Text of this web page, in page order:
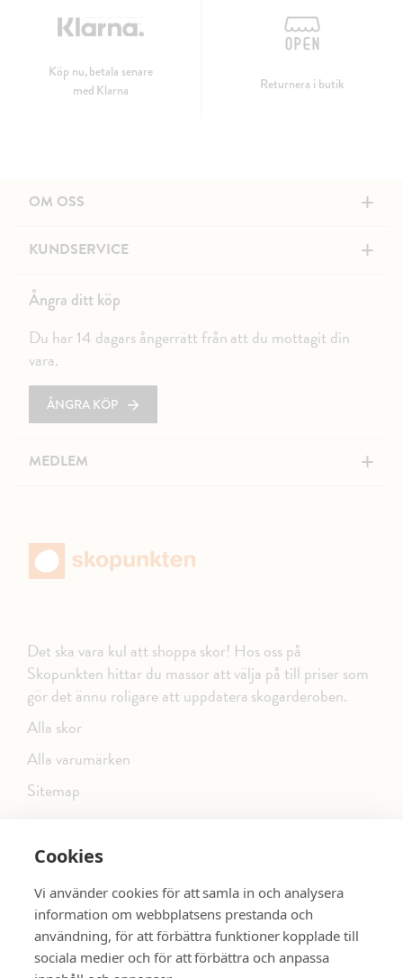
Cookies
Vi använder cookies för att samla in och analysera
information om webbplatsens prestanda och
användning, för att förbättra funktioner kopplade till
sociala medier och för att förbättra och anpassa
Köp nu, betala senare
med Klarna
Returnera i butik
OM OSS +
KUNDSERVICE +
Ångra ditt köp
Du har 14 dagars ångerrätt från att du mottagit din
vara.
ÅNGRA KÖP
MEDLEM +
Det ska vara kul att shoppa skor! Hos oss på
Skopunkten hittar du massor att välja på till priser som
gör det ännu roligare att uppdatera skogarderoben.
Alla skor
Alla varumärken
Sitemap
FÖLJ OSS PÅ SOCIALA MEDIER
SE MER SKOR: dinsko.se